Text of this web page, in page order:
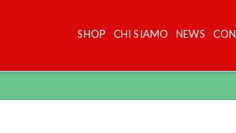
SHOP CHI SIAMO NEWS